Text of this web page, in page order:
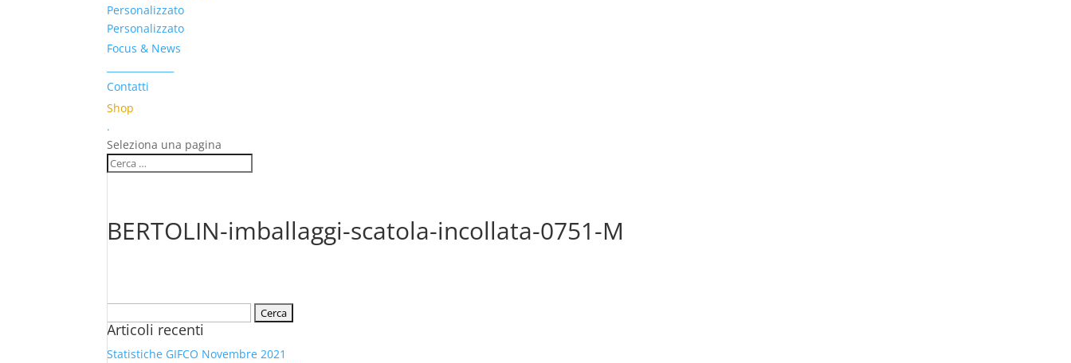
Personalizzato
Personalizzato
Focus & News
Contatti
Shop
.
Seleziona una pagina
BERTOLIN-imballaggi-scatola-incollata-0751-M
per:
Articoli recenti
Statistiche GIFCO Novembre 2021